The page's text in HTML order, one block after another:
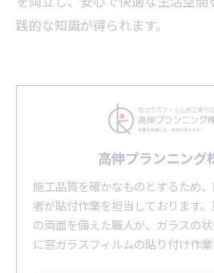
践的な知識が得られます。
高伸プランニング
施工品質を確かなものとするため
者が貼付作業を担当しております
の両面を備えた職人が、ガラスの
に窓ガラスフィルムの貼り付け作業